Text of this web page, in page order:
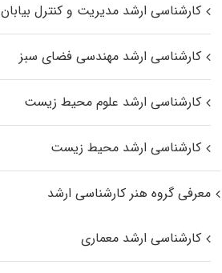
کارشناسی ارشد مدیریت و کنترل بیابان
کارشناسی ارشد مهندسی فضای سبز
کارشناسی ارشد علوم محیط‌ زیست
کارشناسی ارشد محیط زیست
معرفی گروه هنر کارشناسی ارشد
کارشناسی ارشد معماری